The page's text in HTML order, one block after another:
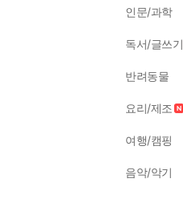
인문/과학
독서/글쓰기
반려동물
요리/제조
여행/캠핑
음악/악기